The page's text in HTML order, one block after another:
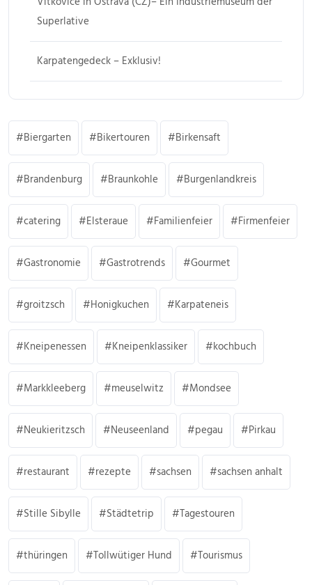
Superlative
Karpatengedeck – Exklusiv!
Biergarten Bikertouren Birkensaft
Brandenburg Braunkohle Burgenlandkreis
catering Elsteraue Familienfeier Firmenfeier
Gastronomie Gastrotrends Gourmet
groitzsch Honigkuchen Karpateneis
Kneipenessen Kneipenklassiker kochbuch
Markkleeberg meuselwitz Mondsee
Neukieritzsch Neuseenland pegau Pirkau
restaurant rezepte sachsen sachsen anhalt
Stille Sibylle Städtetrip Tagestouren
thüringen Tollwütiger Hund Tourismus